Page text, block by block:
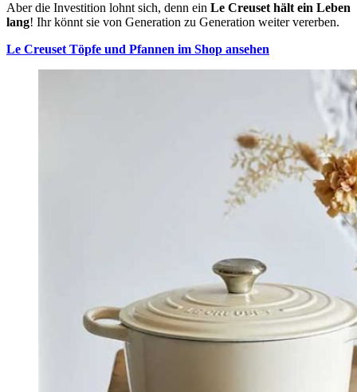
Aber die Investition lohnt sich, denn ein Le Creuset hält ein Leben
lang! Ihr könnt sie von Generation zu Generation weiter vererben.
Le Creuset Töpfe und Pfannen im Shop ansehen